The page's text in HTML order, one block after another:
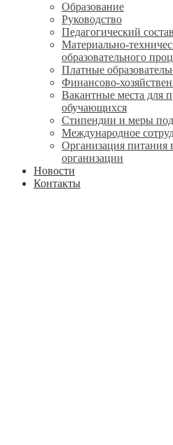
Образование
Руководство
Педагогический состав
Материально-
образовательного
Платные
Финансово-
Вакантные места для
обучающихся
Стипендии и меры
Международное
Организация питания
организации
Новости
Контакты